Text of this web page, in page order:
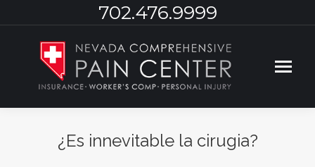
702.476.9999
¿Es innevitable la cirugia?